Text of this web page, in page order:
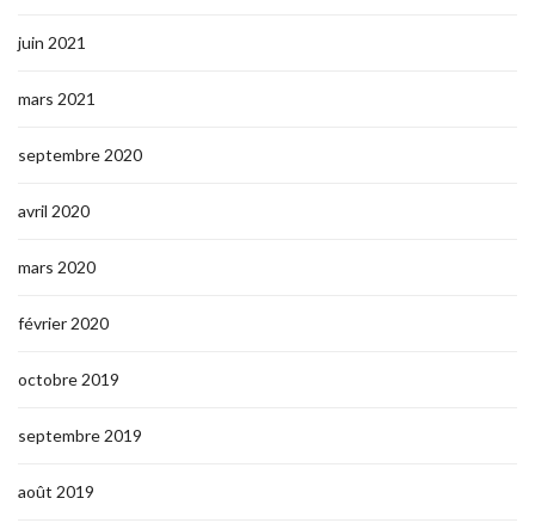
juin 2021
mars 2021
septembre 2020
avril 2020
mars 2020
février 2020
octobre 2019
septembre 2019
août 2019